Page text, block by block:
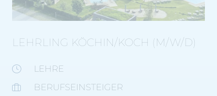
LEHRLING KÖCHIN/KOCH (M/W/D)
LEHRE
BERUFSEINSTEIGER